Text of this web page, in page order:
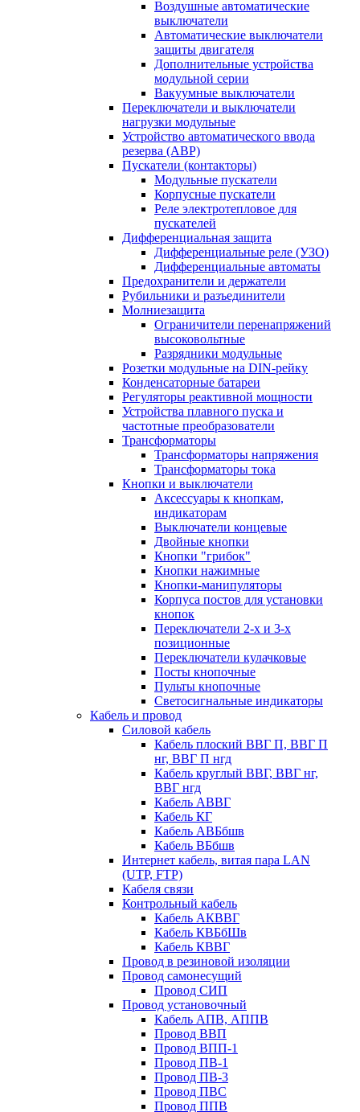
Воздушные автоматические
выключатели
Автоматические выключатели
защиты двигателя
Дополнительные устройства
модульной серии
Вакуумные выключатели
Переключатели и выключатели
нагрузки модульные
Устройство автоматического ввода
резерва (АВР)
Пускатели (контакторы)
Модульные пускатели
Корпусные пускатели
Реле электротепловое для
пускателей
Дифференциальная защита
Дифференциальные реле (УЗО)
Дифференциальные автоматы
Предохранители и держатели
Рубильники и разъединители
Молниезащита
Ограничители перенапряжений
высоковольтные
Разрядники модульные
Розетки модульные на DIN-рейку
Конденсаторные батареи
Регуляторы реактивной мощности
Устройства плавного пуска и
частотные преобразователи
Трансформаторы
Трансформаторы напряжения
Трансформаторы тока
Кнопки и выключатели
Аксессуары к кнопкам,
индикаторам
Выключатели концевые
Двойные кнопки
Кнопки "грибок"
Кнопки нажимные
Кнопки-манипуляторы
Корпуса постов для установки
кнопок
Переключатели 2-х и 3-х
позиционные
Переключатели кулачковые
Посты кнопочные
Пульты кнопочные
Светосигнальные индикаторы
Кабель и провод
Силовой кабель
Кабель плоский ВВГ П, ВВГ П
нг, ВВГ П нгд
Кабель круглый ВВГ, ВВГ нг,
ВВГ нгд
Кабель АВВГ
Кабель КГ
Кабель АВБбшв
Кабель ВБбшв
Интернет кабель, витая пара LAN
(UTP, FTP)
Кабеля связи
Контрольный кабель
Кабель АКВВГ
Кабель КВБбШв
Кабель КВВГ
Провод в резиновой изоляции
Провод самонесущий
Провод СИП
Провод установочный
Кабель АПВ, АППВ
Провод ВВП
Провод ВПП-1
Провод ПВ-1
Провод ПВ-3
Провод ПВС
Провод ППВ